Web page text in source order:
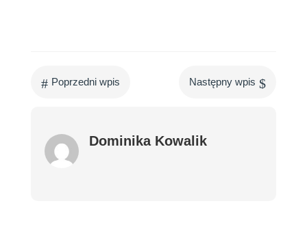
# Poprzedni wpis Następny wpis $
Dominika Kowalik